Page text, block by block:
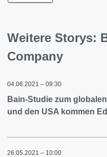
Weitere Storys:
Company
04.06.2021 – 09:30
Bain-Studie zum
und den USA kommen
26.05.2021 – 10:00